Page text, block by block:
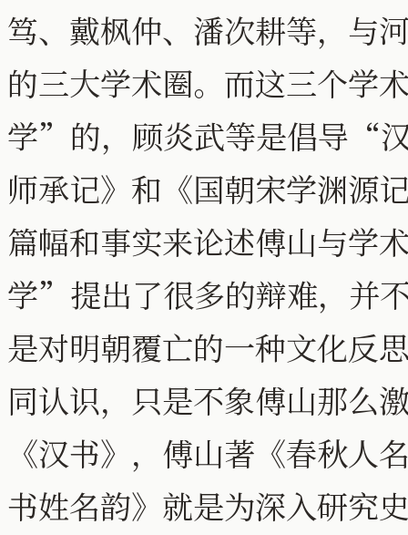
笃、戴枫仲、潘次耕等，与
的三大学术圈。而这三个学
学”的，顾炎武等是倡导“
师承记》和《国朝宋学渊源
篇幅和事实来论述傅山与学
学”提出了很多的辩难，并
是对明朝覆亡的一种文化反
同认识，只是不象傅山那么
《汉书》，傅山著《春秋人
书姓名韵》就是为深入研究